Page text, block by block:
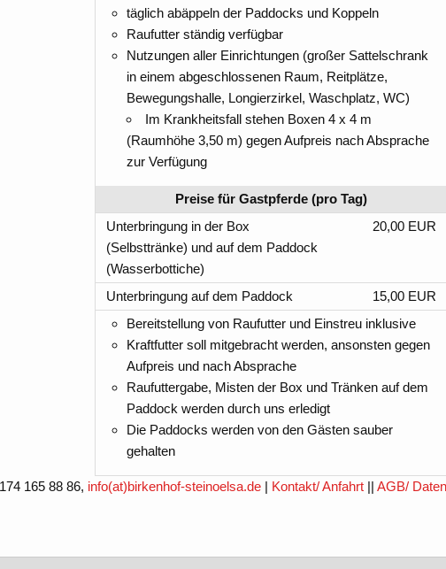
täglich abäppeln der Paddocks und Koppeln
Raufutter ständig verfügbar
Nutzungen aller Einrichtungen (großer Sattelschrank
in einem abgeschlossenen Raum, Reitplätze,
Bewegungshalle, Longierzirkel, Waschplatz, WC)
Im Krankheitsfall stehen Boxen 4 x 4 m
(Raumhöhe 3,50 m) gegen Aufpreis nach Absprache
zur Verfügung
Preise für Gastpferde (pro Tag)
Unterbringung in der Box
(Selbsttränke) und auf dem Paddock
(Wasserbottiche)
20,00 EUR
Unterbringung auf dem Paddock
15,00 EUR
Bereitstellung von Raufutter und Einstreu inklusive
Kraftfutter soll mitgebracht werden, ansonsten gegen
Aufpreis und nach Absprache
Raufuttergabe, Misten der Box und Tränken auf dem
Paddock werden durch uns erledigt
Die Paddocks werden von den Gästen sauber
gehalten
165 88 86, info(at)birkenhof-steinoelsa.de | Kontakt/ Anfahrt || AGB/